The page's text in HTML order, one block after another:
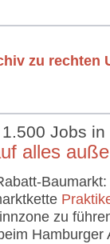
zu rechten
Jobs in
alles
zu
Hamburger